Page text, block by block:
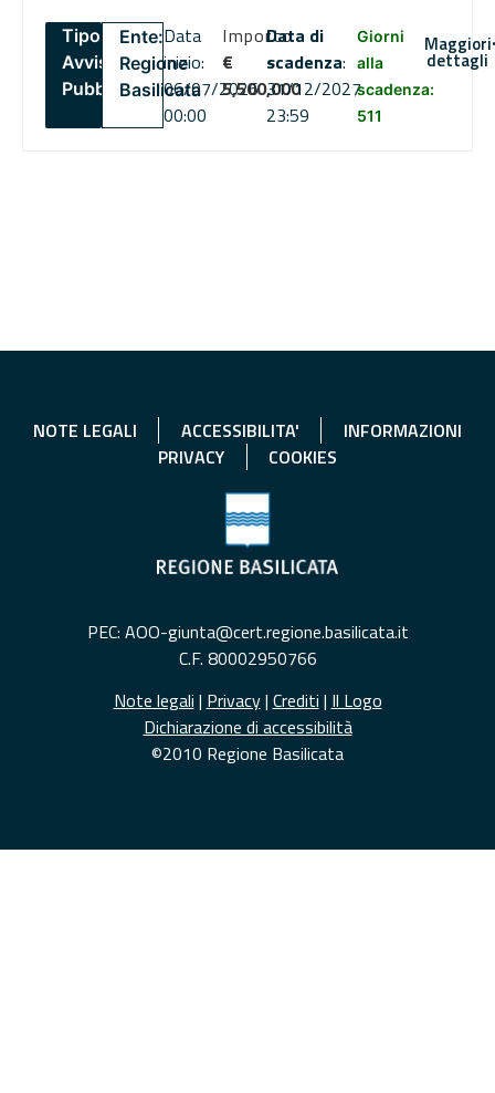
Tipo:
Avviso
Pubblico
Ente:
Regione
Basilicata
Data
inizio:
06/07/2026
00:00
Importo
€
5,500,000
Data di
scadenza:
31/12/2027
23:59
Giorni
alla
scadenza:
511
Maggiori
dettagli
NOTE LEGALI ACCESSIBILITA'
INFORMAZIONI
PRIVACY
COOKIES
PEC: AOO-giunta@cert.regione.basilicata.it
C.F. 80002950766
Note legali | Privacy| Crediti | Il Logo
Dichiarazione di accessibilità
©2010 Regione Basilicata